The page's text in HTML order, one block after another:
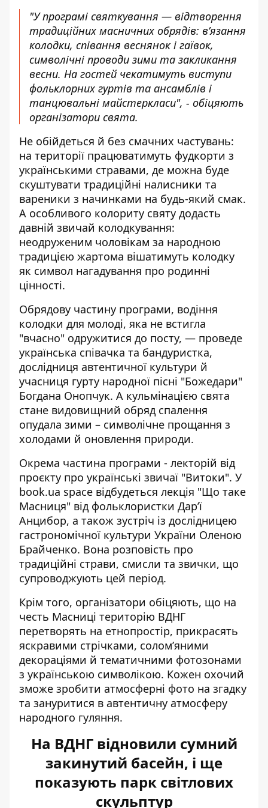
"У програмі святкування — відтворення
традиційних масничних обрядів: в’язання
колодки, співання веснянок і гаївок,
символічні проводи зими та закликання
весни. На гостей чекатимуть виступи
фольклорних гуртів та ансамблів і
танцювальні майстеркласи", - обіцяють
організатори свята.
Не обійдеться й без смачних частувань:
на території працюватимуть фудкорти з
українськими стравами, де можна буде
скуштувати традиційні налисники та
вареники з начинками на будь-який смак.
А особливого колориту святу додасть
давній звичай колодкування:
неодруженим чоловікам за народною
традицією жартома вішатимуть колодку
як символ нагадування про родинні
цінності.
Обрядову частину програми, водіння
колодки для молоді, яка не встигла
"вчасно" одружитися до посту, — проведе
українська співачка та бандуристка,
дослідниця автентичної культури й
учасниця гурту народної пісні "Божедари"
Богдана Онопчук. А кульмінацією свята
стане видовищний обряд спалення
опудала зими – символічне прощання з
холодами й оновлення природи.
Окрема частина програми - лекторій від
проєкту про українські звичаї "Витоки". У
book.ua space відбудеться лекція "Що таке
Масниця" від фольклористки Дар’ї
Анцибор, а також зустріч із дослідницею
гастрономічної культури України Оленою
Брайченко. Вона розповість про
традиційні страви, смисли та звички, що
супроводжують цей період.
Крім того, організатори обіцяють, що на
честь Масниці територію ВДНГ
перетворять на етнопростір, прикрасять
яскравими стрічками, солом’яними
декораціями й тематичними фотозонами
з українською символікою. Кожен охочий
зможе зробити атмосферні фото на згадку
та зануритися в автентичну атмосферу
народного гуляння.
На ВДНГ відновили сумний
закинутий басейн, і ще
показують парк світлових
скульптур